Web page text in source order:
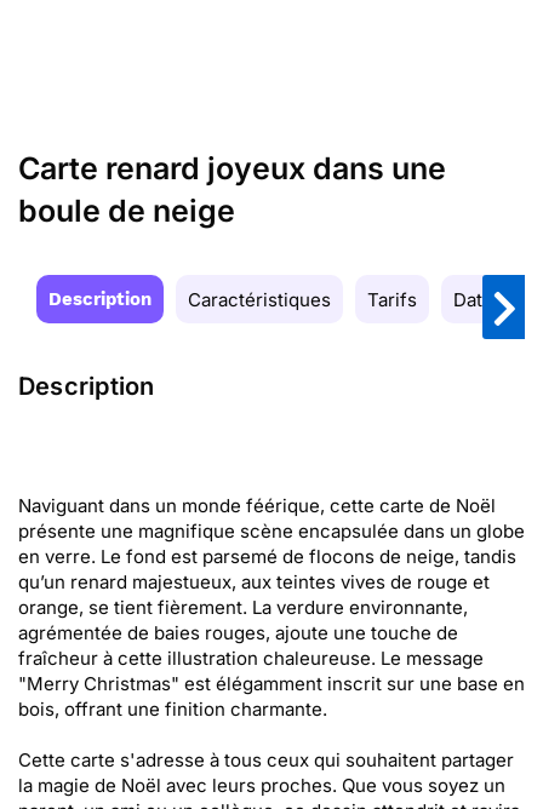
Carte renard joyeux dans une
boule de neige
Description Caractéristiques Tarifs Date de
Description
Naviguant dans un monde féérique, cette carte de Noël
présente une magnifique scène encapsulée dans un globe
en verre. Le fond est parsemé de flocons de neige, tandis
qu’un renard majestueux, aux teintes vives de rouge et
orange, se tient fièrement. La verdure environnante,
agrémentée de baies rouges, ajoute une touche de
fraîcheur à cette illustration chaleureuse. Le message
"Merry Christmas" est élégamment inscrit sur une base en
bois, offrant une finition charmante.
Cette carte s'adresse à tous ceux qui souhaitent partager
la magie de Noël avec leurs proches. Que vous soyez un